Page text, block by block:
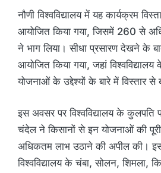
नौणी विश्वविद्यालय में यह कार्यक्रम
आयोजित किया गया, जिसमें 260 से
ने भाग लिया। सीधा प्रसारण देखने के
आयोजित किया गया, जहां
योजनाओं के उद्देश्यों के बारे में विस्तार से
इस अवसर पर विश्वविद्यालय के कुलपति
चंदेल ने किसानों से इन योजनाओं की
अधिकतम लाभ उठाने की अपील की।
विश्वविद्यालय के चंबा, सोलन, शिमला,